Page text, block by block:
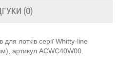
(0)
для лотків серії Whitty-line
артикул ACWC40W00.